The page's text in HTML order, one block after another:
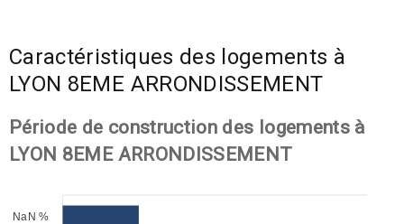
Caractéristiques des logements à
LYON 8EME ARRONDISSEMENT
Période de construction des logements à
LYON 8EME ARRONDISSEMENT
NaN %